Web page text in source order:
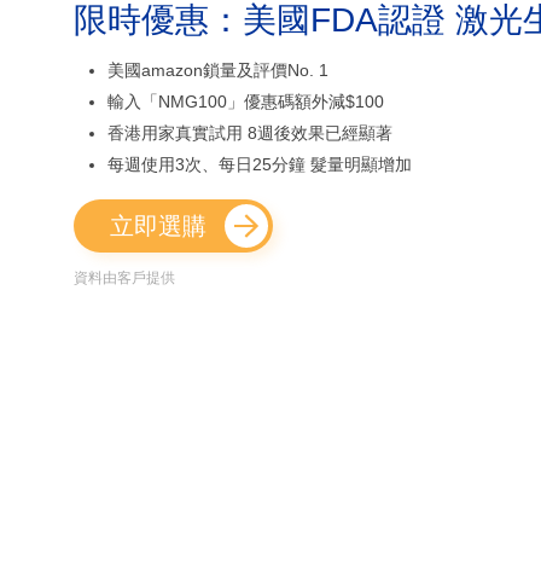
限時優惠：美國FDA認證 激光
美國amazon鎖量及評價No. 1
輸入「NMG100」優惠碼額外減$100
香港用家真實試用 8週後效果已經顯著
每週使用3次、每日25分鐘 髮量明顯增加
立即選購
資料由客戶提供